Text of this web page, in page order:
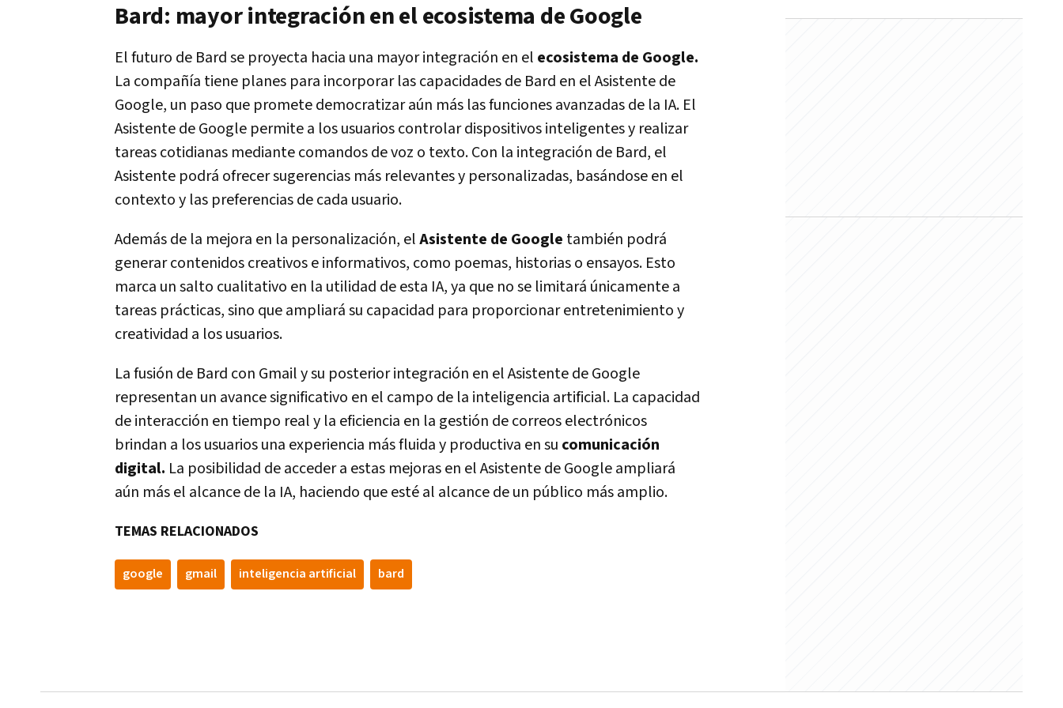
Bard: mayor integración en el ecosistema de Google
El futuro de Bard se proyecta hacia una mayor integración en el ecosistema de Google.
La compañía tiene planes para incorporar las capacidades de Bard en el Asistente de
Google, un paso que promete democratizar aún más las funciones avanzadas de la IA. El
Asistente de Google permite a los usuarios controlar dispositivos inteligentes y realizar
tareas cotidianas mediante comandos de voz o texto. Con la integración de Bard, el
Asistente podrá ofrecer sugerencias más relevantes y personalizadas, basándose en el
contexto y las preferencias de cada usuario.
Además de la mejora en la personalización, elAsistente de Google también podrá
generar contenidos creativos e informativos, como poemas, historias o ensayos. Esto
marca un salto cualitativo en la utilidad de esta IA, ya que no se limitará únicamente a
tareas prácticas, sino que ampliará su capacidad para proporcionar entretenimiento y
creatividad a los usuarios.
La fusión de Bard con Gmail y su posterior integración en el Asistente de Google
representan un avance significativo en el campo de la inteligencia artificial. La capacidad
de interacción en tiempo real y la eficiencia en la gestión de correos electrónicos
brindan a los usuarios una experiencia más fluida y productiva en su comunicación
digital. La posibilidad de acceder a estas mejoras en el Asistente de Google ampliará
aún más el alcance de la IA, haciendo que esté al alcance de un público más amplio.
TEMAS RELACIONADOS
google gmail inteligencia artificial bard